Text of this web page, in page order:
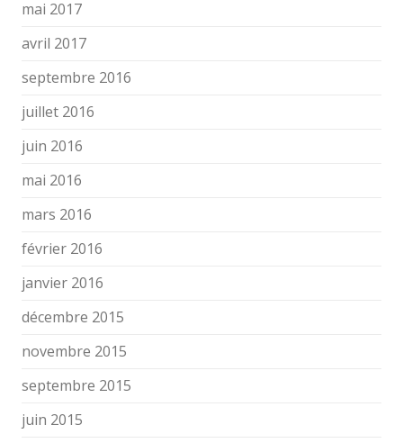
mai 2017
avril 2017
septembre 2016
juillet 2016
juin 2016
mai 2016
mars 2016
février 2016
janvier 2016
décembre 2015
novembre 2015
septembre 2015
juin 2015